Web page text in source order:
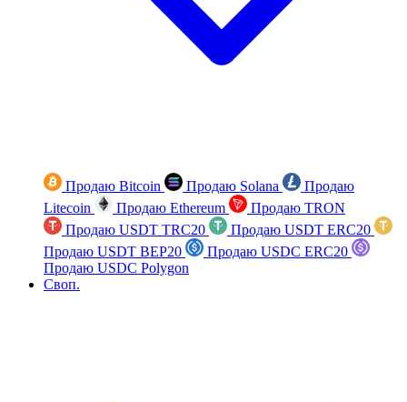
Продаю Bitcoin Продаю Solana
Продаю
Litecoin
Продаю Ethereum
Продаю TRON
Продаю USDT TRC20
Продаю USDT ERC20
Продаю USDT BEP20
Продаю USDC ERC20
Продаю USDC Polygon
Своп.